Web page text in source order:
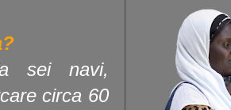
sei navi,
circa 60